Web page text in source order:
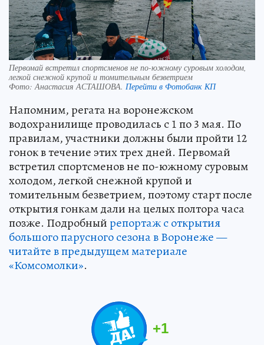
Первомай встретил спортсменов не по-южному суровым холодом,
легкой снежной крупой и томительным безветрием
Фото:Анастасия АСТАШОВА. Перейти в Фотобанк КП
Напомним, регата на воронежском
водохранилище проводилась с 1 по 3 мая. По
правилам, участники должны были пройти 12
гонок в течение этих трех дней. Первомай
встретил спортсменов не по-южному суровым
холодом, легкой снежной крупой и
томительным безветрием, поэтому старт после
открытия гонкам дали на целых полтора часа
позже. Подробныйрепортаж с открытия
большого парусного сезона в Воронеже —
читайте в предыдущем материале
«Комсомолки».
+1